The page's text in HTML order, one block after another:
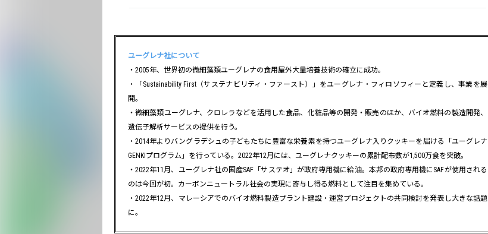
ユーグレナ社について
・2005年、世界初の微細藻類ユーグレナの食用屋外大量培養技術の確立に成功。
・「Sustainability First（サステナビリティ・ファースト）」をユーグレナ・フィロソフィーと定義し、事業を展
開。
・微細藻類ユーグレナ、クロレラなどを活用した食品、化粧品等の開発・販売のほか、バイオ燃料の製造開発、
遺伝子解析サービスの提供を行う。
・2014年よりバングラデシュの子どもたちに豊富な栄養素を持つユーグレナ入りクッキーを届ける「ユーグレナ
GENKIプログラム」を行っている。2022年12月には、ユーグレナクッキーの累計配布数が1,500万食を突破。
・2022年11月、ユーグレナ社の国産SAF「サステオ」が政府専用機に給油。本邦の政府専用機にSAFが使用される
のは今回が初。カーボンニュートラル社会の実現に寄与し得る燃料として注目を集めている。
・2022年12月、マレーシアでのバイオ燃料製造プラント建設・運営プロジェクトの共同検討を発表し大きな話題
に。